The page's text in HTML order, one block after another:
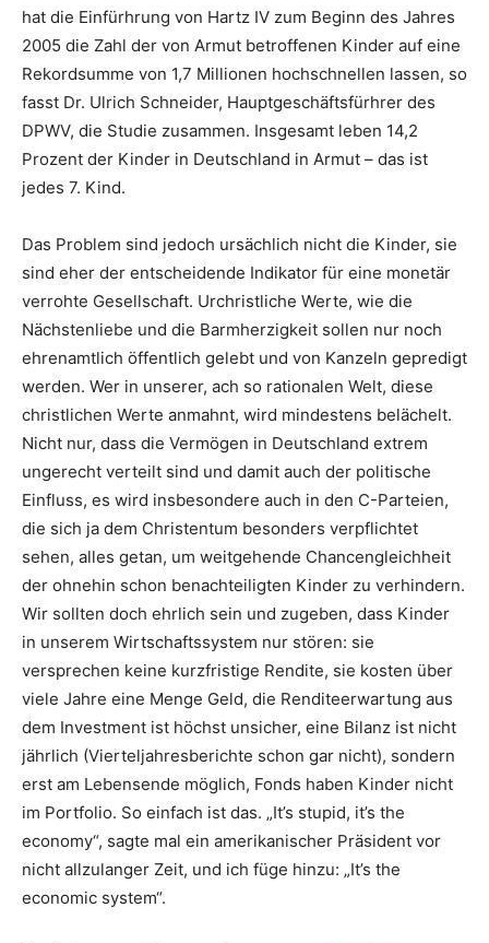
hat die Einfürhrung von Hartz IV zum Beginn des Jahres
2005 die Zahl der von Armut betroffenen Kinder auf eine
Rekordsumme von 1,7 Millionen hochschnellen lassen, so
fasst Dr. Ulrich Schneider, Hauptgeschäftsfürhrer des
DPWV, die Studie zusammen. Insgesamt leben 14,2
Prozent der Kinder in Deutschland in Armut – das ist
jedes 7. Kind.
Das Problem sind jedoch ursächlich nicht die Kinder, sie
sind eher der entscheidende Indikator für eine monetär
verrohte Gesellschaft. Urchristliche Werte, wie die
Nächstenliebe und die Barmherzigkeit sollen nur noch
ehrenamtlich öffentlich gelebt und von Kanzeln gepredigt
werden. Wer in unserer, ach so rationalen Welt, diese
christlichen Werte anmahnt, wird mindestens belächelt.
Nicht nur, dass die Vermögen in Deutschland extrem
ungerecht verteilt sind und damit auch der politische
Einfluss, es wird insbesondere auch in den C-Parteien,
die sich ja dem Christentum besonders verpflichtet
sehen, alles getan, um weitgehende Chancengleichheit
der ohnehin schon benachteiligten Kinder zu verhindern.
Wir sollten doch ehrlich sein und zugeben, dass Kinder
in unserem Wirtschaftssystem nur stören: sie
versprechen keine kurzfristige Rendite, sie kosten über
viele Jahre eine Menge Geld, die Renditeerwartung aus
dem Investment ist höchst unsicher, eine Bilanz ist nicht
jährlich (Vierteljahresberichte schon gar nicht), sondern
erst am Lebensende möglich, Fonds haben Kinder nicht
im Portfolio. So einfach ist das. „It’s stupid, it’s the
economy“, sagte mal ein amerikanischer Präsident vor
nicht allzulanger Zeit, und ich füge hinzu: „It’s the
economic system“.